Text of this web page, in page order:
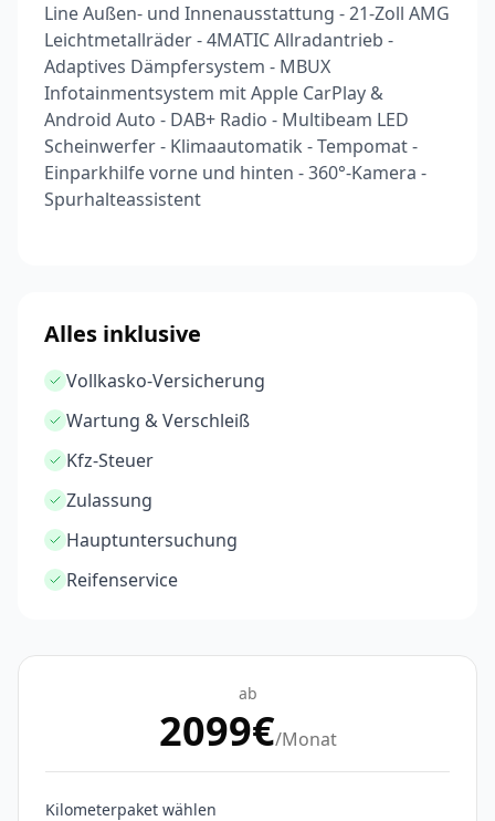
Line Außen- und Innenausstattung - 21-Zoll AMG
Leichtmetallräder - 4MATIC Allradantrieb -
Adaptives Dämpfersystem - MBUX
Infotainmentsystem mit Apple CarPlay &
Android Auto - DAB+ Radio - Multibeam LED
Scheinwerfer - Klimaautomatik - Tempomat -
Einparkhilfe vorne und hinten - 360°-Kamera -
Spurhalteassistent
Alles inklusive
Vollkasko-Versicherung
Wartung & Verschleiß
Kfz-Steuer
Zulassung
Hauptuntersuchung
Reifenservice
ab
2099€/Monat
Kilometerpaket wählen